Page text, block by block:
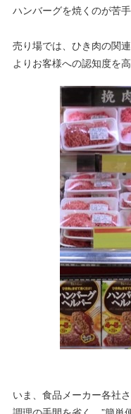
ハンバーグを焼くのが苦
売り場では、ひき肉の関
よりお客様への認知度を
いま、食品メーカー各社